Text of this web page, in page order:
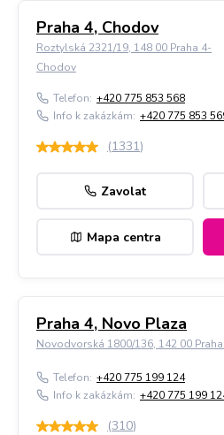
Praha 4, Chodov
Roztylská 2321/19, 148 00 Praha 4-
Chodov
Telefon: +420 775 853 568
Info k zakázkám: +420 775 853
(1331)
Zavolat
Mapa centra
Praha 4, Novo Plaza
Novodvorská 1800/136, 142 00
Telefon: +420 775 199 124
Info k zakázkám: +420 775 199
(310)